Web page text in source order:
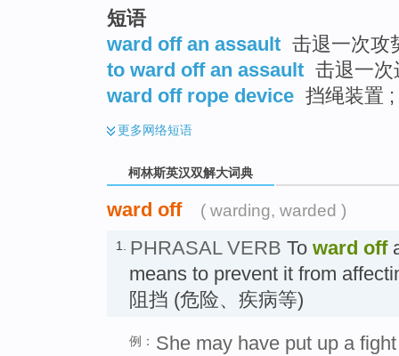
短语
ward off an assault 击退一次攻
to ward off an assault 击退一
ward off rope device 挡绳装置
更多网络短语
柯林斯英汉双解大词典
ward off ( warding, warded )
1. PHRASAL VERB To ward off
means to prevent it from
阻挡 (危险、疾病等)
例： She may have put up a